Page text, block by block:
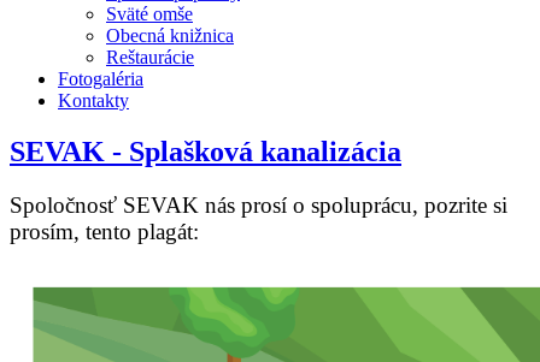
Sväté omše
Obecná knižnica
Reštaurácie
Fotogaléria
Kontakty
SEVAK - Splašková kanalizácia
Spoločnosť SEVAK nás prosí o spoluprácu, pozrite si
prosím, tento plagát: